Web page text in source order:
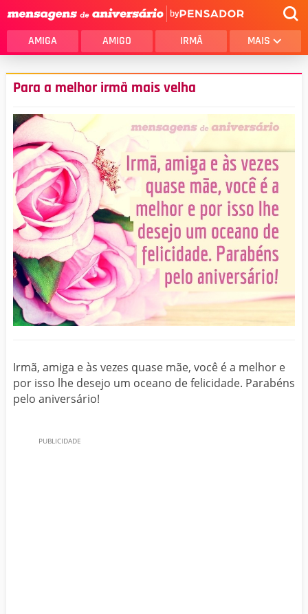
by
AMIGA AMIGO IRMÃ MAIS
Para a melhor irmã mais velha
Irmã, amiga e às vezes quase mãe, você é a melhor e
por isso lhe desejo um oceano de felicidade. Parabéns
pelo aniversário!